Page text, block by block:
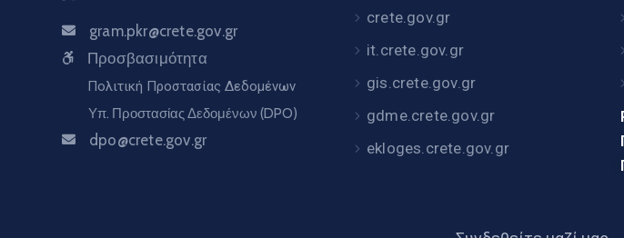
gram.pkr@crete.gov.gr
Προσβασιμότητα
Πολιτική Προστασίας Δεδομένων
Υπ. Προστασίας Δεδομένων (DPO)
dpo@crete.gov.gr
crete.gov.gr
it.crete.gov.gr
gis.crete.gov.gr
gdme.crete.gov.gr
ekloges.crete.gov.gr